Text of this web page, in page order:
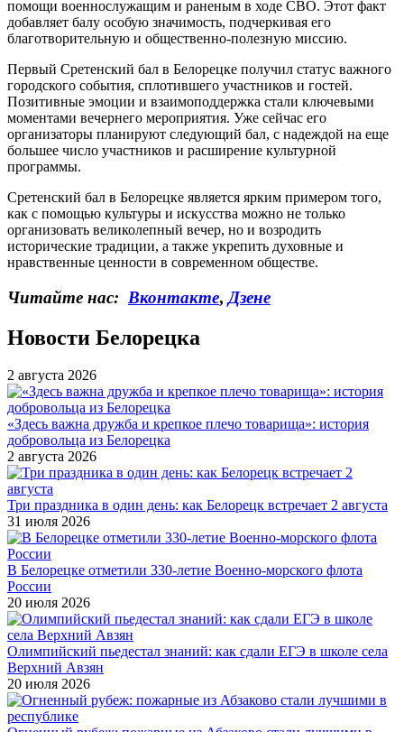
помощи военнослужащим и раненым в ходе СВО. Этот факт
добавляет балу особую значимость, подчеркивая его
благотворительную и общественно-полезную миссию.
Первый Сретенский бал в Белорецке получил статус важного
городского события, сплотившего участников и гостей.
Позитивные эмоции и взаимоподдержка стали ключевыми
моментами вечернего мероприятия. Уже сейчас его
организаторы планируют следующий бал, с надеждой на еще
большее число участников и расширение культурной
программы.
Сретенский бал в Белорецке является ярким примером того,
как с помощью культуры и искусства можно не только
организовать великолепный вечер, но и возродить
исторические традиции, а также укрепить духовные и
нравственные ценности в современном обществе.
Читайте нас: Вконтакте, Дзене
Новости Белорецка
2 августа 2026
«Здесь важна дружба и крепкое плечо товарища»: история
добровольца из Белорецка
2 августа 2026
Три праздника в один день: как Белорецк встречает 2 августа
31 июля 2026
В Белорецке отметили 330-летие Военно-морского флота
России
20 июля 2026
Олимпийский пьедестал знаний: как сдали ЕГЭ в школе села
Верхний Авзян
20 июля 2026